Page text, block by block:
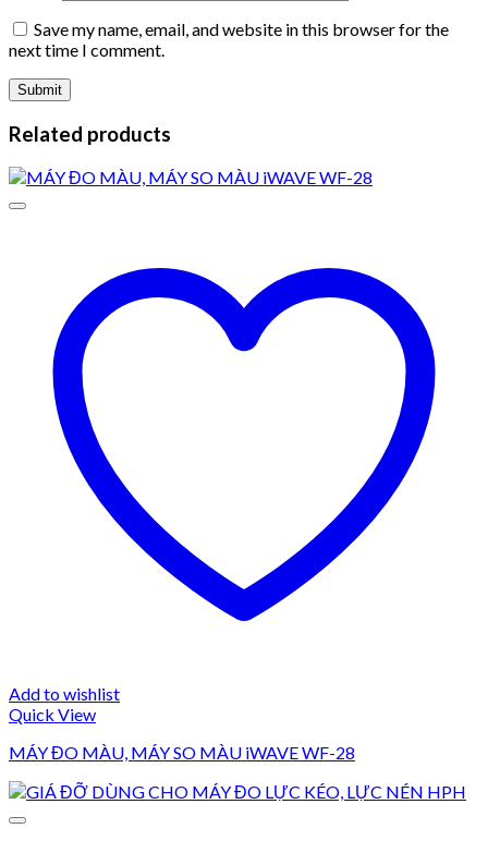
Save my name, email, and website in this browser for the
next time I comment.
Related products
Add to wishlist
Quick View
MÁY ĐO MÀU, MÁY SO MÀU iWAVE WF-28